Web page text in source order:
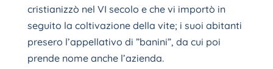
cristianizzò nel VI secolo e che vi importò in
seguito la coltivazione della vite; i suoi abitanti
presero l’appellativo di ”banini”, da cui poi
prende nome anche l’azienda.